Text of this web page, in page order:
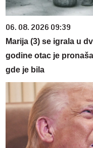
06. 08. 2026 09:39
Marija (3) se igrala u
godine otac je
gde je bila